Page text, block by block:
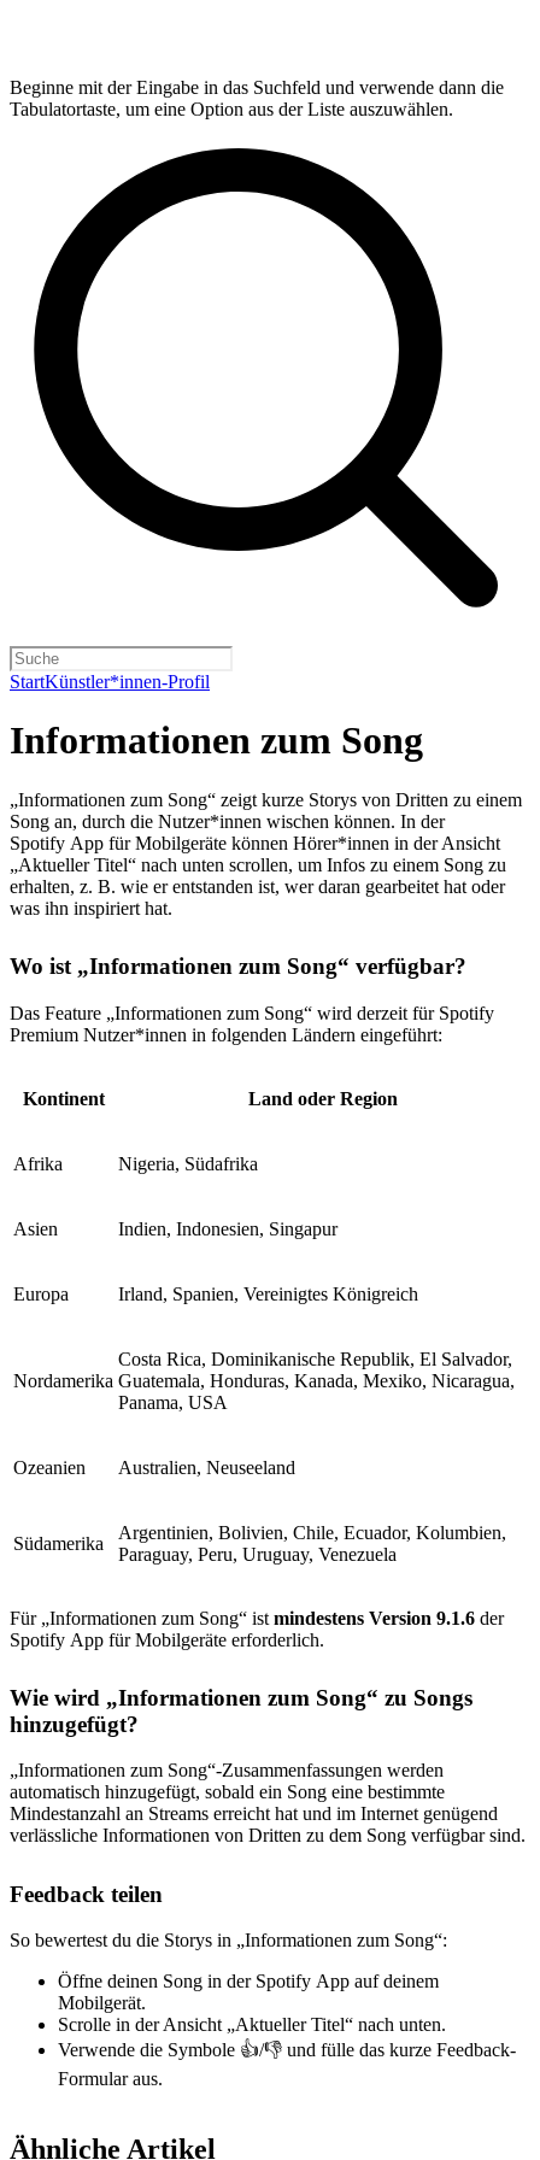
Beginne mit der Eingabe in das Suchfeld und verwende dann die
Tabulatortaste, um eine Option aus der Liste auszuwählen.
StartKünstler*innen-Profil
Informationen zum Song
„Informationen zum Song“ zeigt kurze Storys von Dritten zu einem
Song an, durch die Nutzer*innen wischen können. In der
Spotify App für Mobilgeräte können Hörer*innen in der Ansicht
„Aktueller Titel“ nach unten scrollen, um Infos zu einem Song zu
erhalten, z. B. wie er entstanden ist, wer daran gearbeitet hat oder
was ihn inspiriert hat.
Wo ist „Informationen zum Song“ verfügbar?
Das Feature „Informationen zum Song“ wird derzeit für Spotify
Premium Nutzer*innen in folgenden Ländern eingeführt:
Kontinent Land oder Region
Afrika Nigeria, Südafrika
Asien Indien, Indonesien, Singapur
Europa Irland, Spanien, Vereinigtes Königreich
Nordamerika
Costa Rica, Dominikanische Republik, El Salvador,
Guatemala, Honduras, Kanada, Mexiko, Nicaragua,
Panama, USA
Ozeanien Australien, Neuseeland
Südamerika
Argentinien, Bolivien, Chile, Ecuador, Kolumbien,
Paraguay, Peru, Uruguay, Venezuela
Für „Informationen zum Song“ ist mindestens Version 9.1.6 der
Spotify App für Mobilgeräte erforderlich.
Wie wird „Informationen zum Song“ zu Songs
hinzugefügt?
„Informationen zum Song“-Zusammenfassungen werden
automatisch hinzugefügt, sobald ein Song eine bestimmte
Mindestanzahl an Streams erreicht hat und im Internet genügend
verlässliche Informationen von Dritten zu dem Song verfügbar sind.
Feedback teilen
So bewertest du die Storys in „Informationen zum Song“:
Öffne deinen Song in der Spotify App auf deinem
Mobilgerät.
Scrolle in der Ansicht „Aktueller Titel“ nach unten.
Verwende die Symbole 👍/👎 und fülle das kurze Feedback-
Formular aus.
Ähnliche Artikel